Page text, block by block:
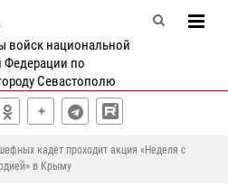
войск национальной
Федерации по
Севастополю
кадет проходит акция «Неделя с
в Крыму